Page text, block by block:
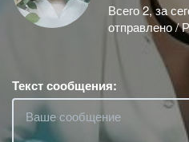
Всего 2, за
отправлено /
Текст сообщения: